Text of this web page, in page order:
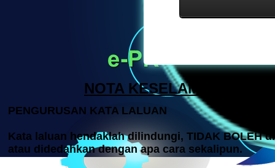
NOTA KESELAMATAN
PENGURUSAN KATA LALUAN
Kata laluan hendaklah dilindungi, TIDAK BOLEH
atau didedahkan dengan apa cara sekalipun.